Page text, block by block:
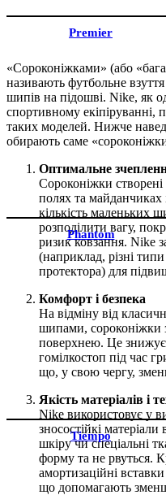
Premier
Phantom
Tiempo
«Сороконіжками» (або
називають футбольне
шипів на підошві. Nike, як
спортивному
таких моделей. Нижче
обирають саме
Оптимальне
Сороконіжки
полях та майданчиках
кількість маленьких
розподілити вагу,
ризик ковзання. Nike
(наприклад, різні
протектора) для
Комфорт і безпека
На відміну від
шипами, сороконіжки
поверхнею. Це
гомілкостоп під час
що, у свою чергу,
Якість матеріалів і
Nike використовує у
зносостійкі
шкіру чи спеціальні
форму та не рвуться.
амортизаційні
що допомагають